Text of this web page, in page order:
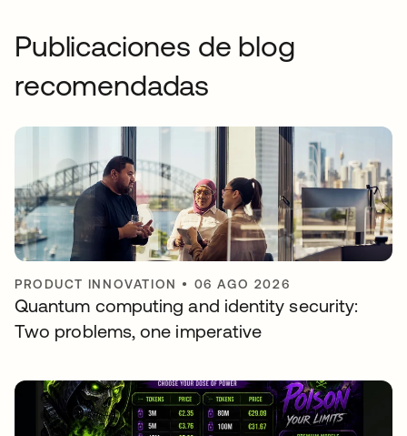
Publicaciones de blog
recomendadas
PRODUCT INNOVATION • 06 AGO 2026
Quantum computing and identity security:
Two problems, one imperative